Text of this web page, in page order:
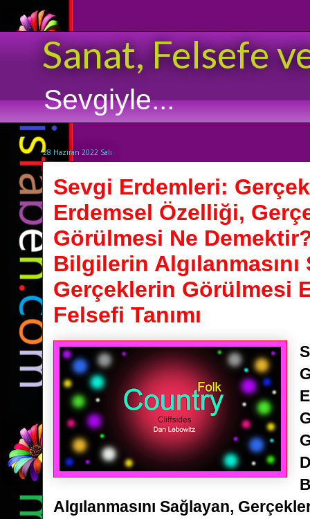
Sanat, Felsefe
Sevgiyle...
28 Haziran 2022 Salı
Sevgi Erdemleri:
Erdemsel Özelliği,
Görülmesi Ne
Bilgilerin
Gerçeklerin Görülmesi
Felsefi Tanımı
Algılanmasını Sağlayan,